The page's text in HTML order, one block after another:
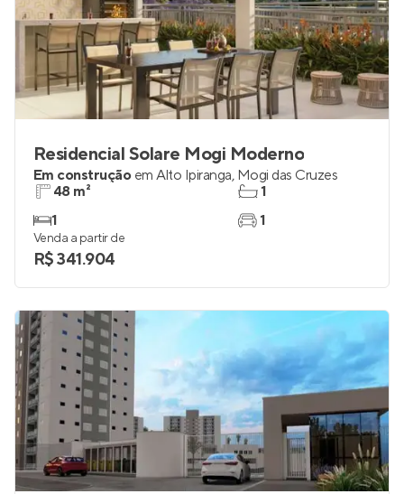
Residencial Solare Mogi Moderno
Em construção em Alto Ipiranga, Mogi das Cruzes
48 m²
1
1
1
Venda a partir de
R$ 341.904